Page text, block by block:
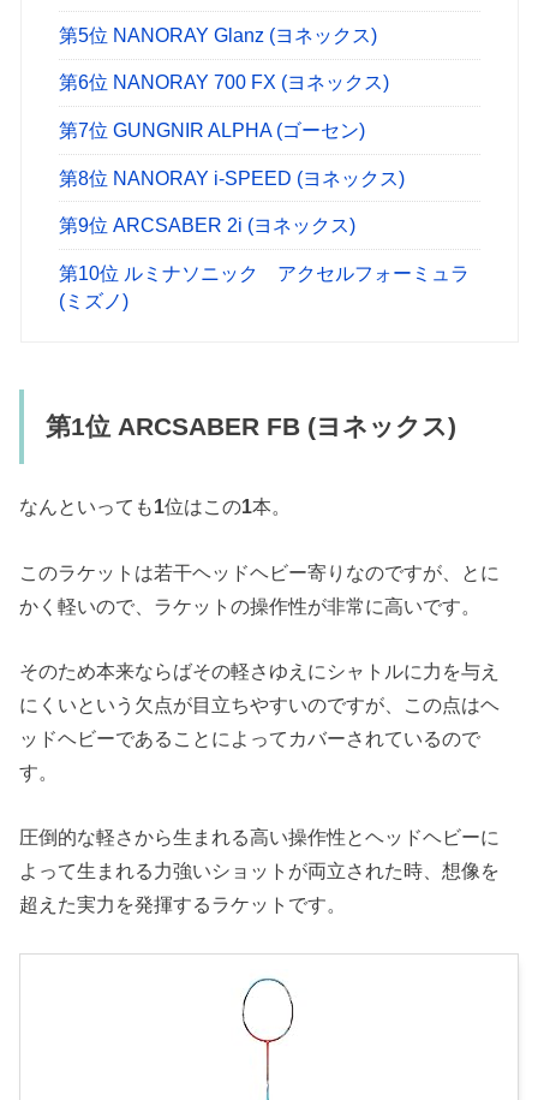
第5位 NANORAY Glanz (ヨネックス)
第6位 NANORAY 700 FX (ヨネックス)
第7位 GUNGNIR ALPHA (ゴーセン)
第8位 NANORAY i-SPEED (ヨネックス)
第9位 ARCSABER 2i (ヨネックス)
第10位 ルミナソニック アクセルフォーミュラ
(ミズノ)
第1位 ARCSABER FB (ヨネックス)
なんといっても1位はこの1本。
このラケットは若干ヘッドヘビー寄りなのですが、とに
かく軽いので、ラケットの操作性が非常に高いです。
そのため本来ならばその軽さゆえにシャトルに力を与え
にくいという欠点が目立ちやすいのですが、この点はヘ
ッドヘビーであることによってカバーされているので
す。
圧倒的な軽さから生まれる高い操作性とヘッドヘビーに
よって生まれる力強いショットが両立された時、想像を
超えた実力を発揮するラケットです。